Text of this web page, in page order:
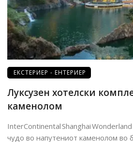
ЕКСТЕРИЕР - ЕНТЕРИЕР
Луксузен хотелски
каменолом
InterContinental Shanghai
чудо во напутениот каменолом во